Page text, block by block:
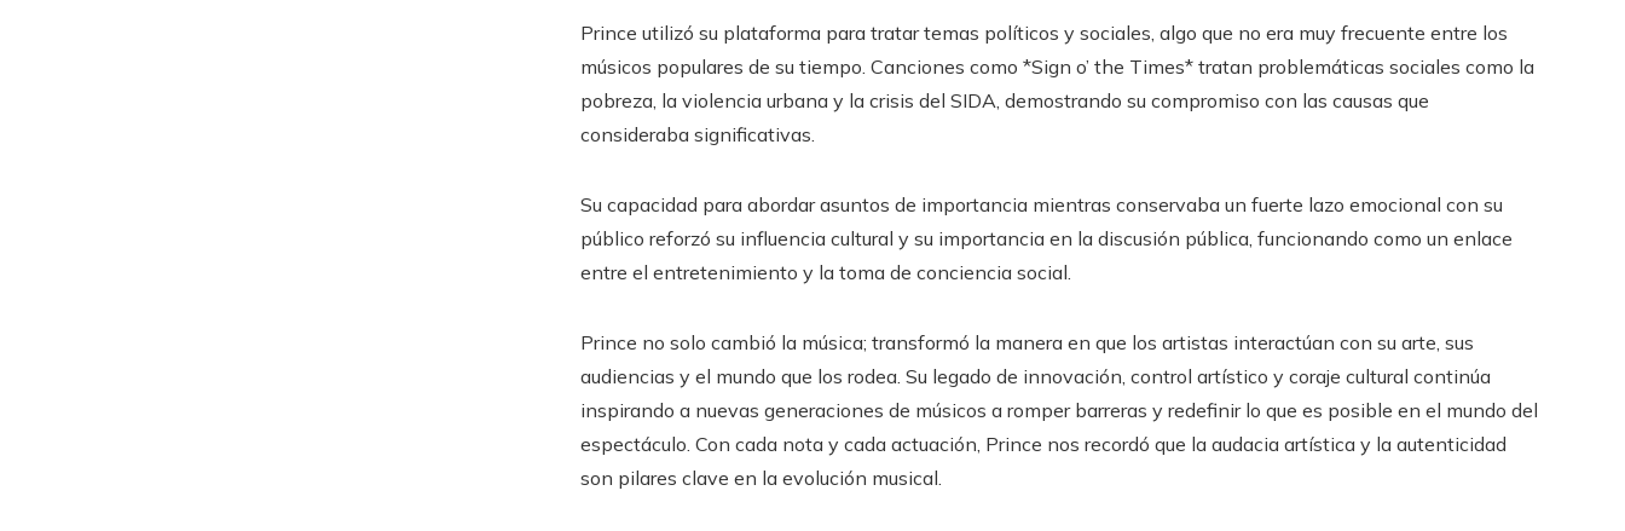
Prince utilizó su plataforma para tratar temas políticos y sociales, algo que no era muy frecuente entre los
músicos populares de su tiempo. Canciones como *Sign o’ the Times* tratan problemáticas sociales como la
pobreza, la violencia urbana y la crisis del SIDA, demostrando su compromiso con las causas que
consideraba significativas.
Su capacidad para abordar asuntos de importancia mientras conservaba un fuerte lazo emocional con su
público reforzó su influencia cultural y su importancia en la discusión pública, funcionando como un enlace
entre el entretenimiento y la toma de conciencia social.
Prince no solo cambió la música; transformó la manera en que los artistas interactúan con su arte, sus
audiencias y el mundo que los rodea. Su legado de innovación, control artístico y coraje cultural continúa
inspirando a nuevas generaciones de músicos a romper barreras y redefinir lo que es posible en el mundo del
espectáculo. Con cada nota y cada actuación, Prince nos recordó que la audacia artística y la autenticidad
son pilares clave en la evolución musical.